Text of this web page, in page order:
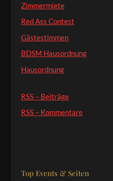
Zimmermiete
Red Ass Contest
Gästestimmen
BDSM Hausordnung
Hausordnung
RSS – Beiträge
RSS – Kommentare
Top Events & Seiten